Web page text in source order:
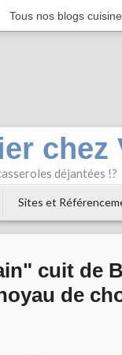
Tous nos blogs cuisine
chez
déjantées !?
Sites et
cuit de
de